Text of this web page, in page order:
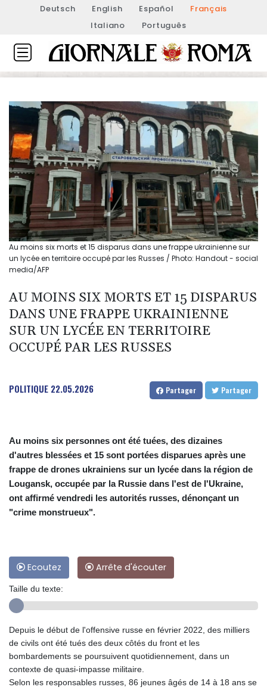
Deutsch English Español
Français
Italiano
Português
Au moins six morts et 15 disparus dans une frappe ukrainienne sur
un lycée en territoire occupé par les Russes / Photo: Handout - social
media/AFP
AU MOINS SIX MORTS ET 15 DISPARUS
DANS UNE FRAPPE UKRAINIENNE
SUR UN LYCÉE EN TERRITOIRE
OCCUPÉ PAR LES RUSSES
POLITIQUE 22.05.2026 Partager Partager
Au moins six personnes ont été tuées, des dizaines
d'autres blessées et 15 sont portées disparues après une
frappe de drones ukrainiens sur un lycée dans la région de
Lougansk, occupée par la Russie dans l'est de l'Ukraine,
ont affirmé vendredi les autorités russes, dénonçant un
"crime monstrueux".
Ecoutez Arrête d'écouter
Taille du texte:
Depuis le début de l'offensive russe en février 2022, des milliers
de civils ont été tués des deux côtés du front et les
bombardements se poursuivent quotidiennement, dans un
contexte de quasi-impasse militaire.
Selon les responsables russes, 86 jeunes âgés de 14 à 18 ans se